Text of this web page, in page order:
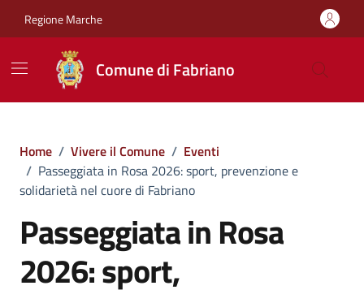
Regione Marche
Comune di Fabriano
Home / Vivere il Comune / Eventi
/ Passeggiata in Rosa 2026: sport, prevenzione e
solidarietà nel cuore di Fabriano
Passeggiata in Rosa
2026: sport,